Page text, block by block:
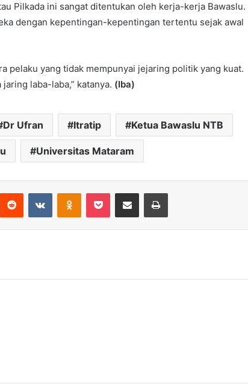
Pilkada ini sangat ditentukan oleh kerja-kerja Bawaslu.
dengan kepentingan-kepentingan tertentu sejak awal
pelaku yang tidak mempunyai jejaring politik yang kuat.
laba-laba,” katanya. (Iba)
Dr Ufran Itratip Ketua Bawaslu NTB
Universitas Mataram
PinterestReddit VKontakteOdnoklassniki
Pocket Share via Email